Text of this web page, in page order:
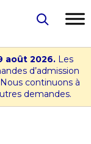
août 2026. Les
d’admission
continuons à
demandes.